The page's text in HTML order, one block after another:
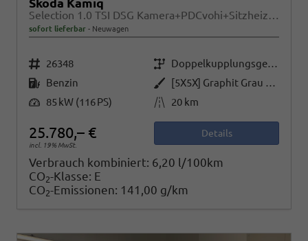
Skoda Kamiq
Selection 1.0 TSI DSG Kamera+PDCvohi+Sitzheizung+AppConnect+Sunset+Alu16
sofort lieferbar Neuwagen
Fahrzeugnr. 26348 Getriebe
Doppelkupplungsgetriebe (DSG)
Kraftstoff Benzin Außenfarbe
[5X5X] Graphit Grau Metallic
Leistung 85 kW (116 PS) Kilometerstand 20 km
25.780,– €
incl. 19% MwSt.
Details
Verbrauch kombiniert: 6,20 l/100km
CO2-Klasse: E
CO2-Emissionen: 141,00 g/km